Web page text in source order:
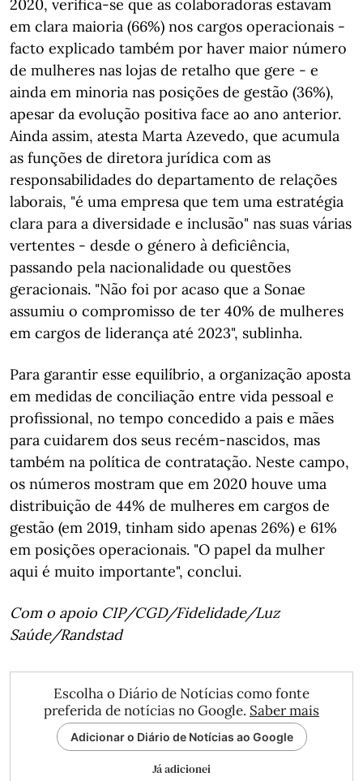
2020, verifica-se que as colaboradoras estavam
em clara maioria (66%) nos cargos operacionais -
facto explicado também por haver maior número
de mulheres nas lojas de retalho que gere - e
ainda em minoria nas posições de gestão (36%),
apesar da evolução positiva face ao ano anterior.
Ainda assim, atesta Marta Azevedo, que acumula
as funções de diretora jurídica com as
responsabilidades do departamento de relações
laborais, "é uma empresa que tem uma estratégia
clara para a diversidade e inclusão" nas suas várias
vertentes - desde o género à deficiência,
passando pela nacionalidade ou questões
geracionais. "Não foi por acaso que a Sonae
assumiu o compromisso de ter 40% de mulheres
em cargos de liderança até 2023", sublinha.
Para garantir esse equilíbrio, a organização aposta
em medidas de conciliação entre vida pessoal e
profissional, no tempo concedido a pais e mães
para cuidarem dos seus recém-nascidos, mas
também na política de contratação. Neste campo,
os números mostram que em 2020 houve uma
distribuição de 44% de mulheres em cargos de
gestão (em 2019, tinham sido apenas 26%) e 61%
em posições operacionais. "O papel da mulher
aqui é muito importante", conclui.
Com o apoio CIP/CGD/Fidelidade/Luz
Saúde/Randstad
Escolha o Diário de Notícias como fonte
preferida de notícias no Google. Saber mais
Adicionar o Diário de Notícias ao Google
Já adicionei